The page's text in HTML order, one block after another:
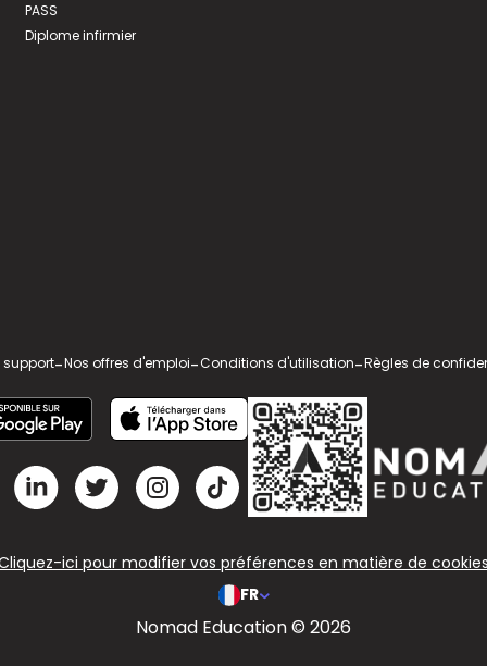
PASS
Diplome infirmier
support-Nos offres d'emploi-Conditions d'utilisation-Règles de
ici pour modifier vos préférences en matière de
FR
Nomad Education © 2026